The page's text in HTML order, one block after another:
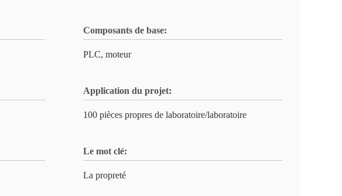
Composants de base:
PLC, moteur
Application du projet:
100 pièces propres de laboratoire/laboratoire
Le mot clé:
La propreté